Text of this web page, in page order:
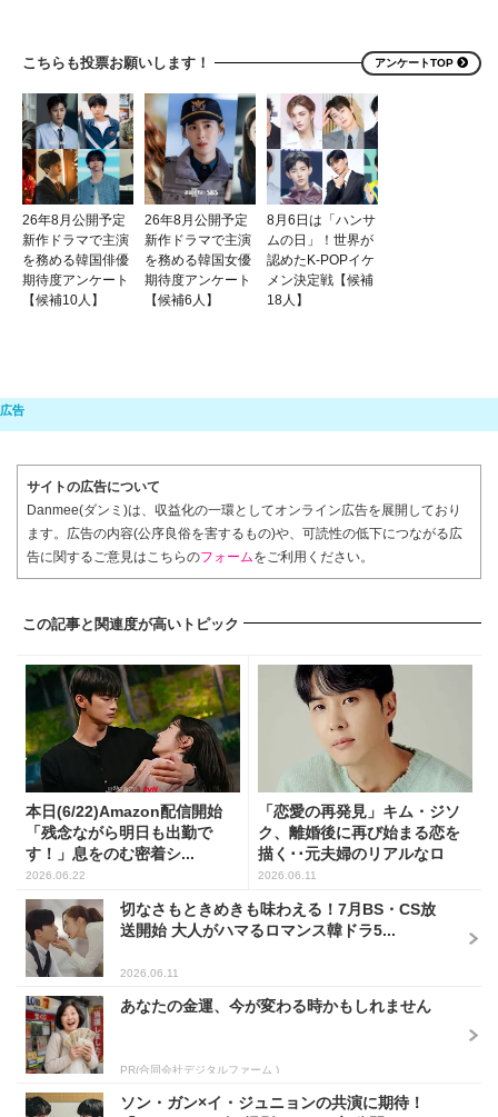
こちらも投票お願いします！ アンケートTOP
26年8月公開予定
新作ドラマで主演
を務める韓国俳優
期待度アンケート
【候補10人】
26年8月公開予定
新作ドラマで主演
を務める韓国女優
期待度アンケート
【候補6人】
8月6日は「ハンサ
ムの日」！世界が
認めたK-POPイケ
メン決定戦【候補
18人】
サイトの広告について
Danmee(ダンミ)は、収益化の一環としてオンライン広告を展開しており
ます。広告の内容(公序良俗を害するもの)や、可読性の低下につながる広
告に関するご意見はこちらのフォームをご利用ください。
この記事と関連度が高いトピック
本日(6/22)Amazon配信開始
「残念ながら明日も出勤で
す！」息をのむ密着シ...
2026.06.22
「恋愛の再発見」キム・ジソ
ク、離婚後に再び始まる恋を
描く･･元夫婦のリアルなロ
マ...
2026.06.11
切なさもときめきも味わえる！7月BS・CS放
送開始 大人がハマるロマンス韓ドラ5...
2026.06.11
あなたの金運、今が変わる時かもしれません
PR(合同会社デジタルファーム )
ソン・ガン×イ・ジュニョンの共演に期待！